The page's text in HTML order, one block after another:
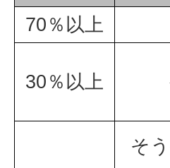
70％以上
30％以上
そ